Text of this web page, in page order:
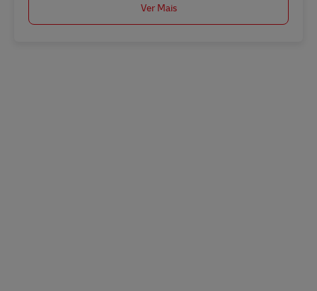
Ver Mais